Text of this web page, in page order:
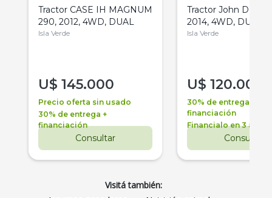
Tractor CASE IH MAGNUM
290, 2012, 4WD, DUAL
Isla Verde
U$ 145.000
Precio oferta sin usado
30% de entrega +
financiación
Consultar
Tractor John Deere
2014, 4WD, DUAL
Isla Verde
U$ 120.000
30% de entrega +
financiación
Financialo en 3 años
Consultar
Visitá también: